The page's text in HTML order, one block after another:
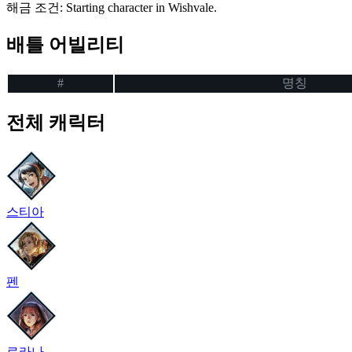
해금 조건 : Starting character in Wishvale.
배틀 어빌리티
# 명칭
전체 캐릭터
스티아
펜